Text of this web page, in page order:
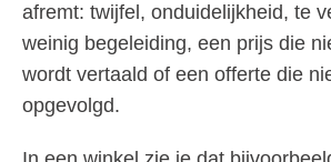
afremt: twijfel, onduidelijkheid, te
weinig begeleiding, een prijs die
wordt vertaald of een offerte die
opgevolgd.